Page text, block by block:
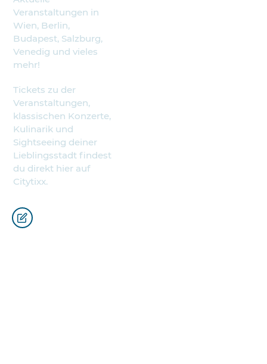
Veranstaltungen in
Wien, Berlin,
Budapest, Salzburg,
Venedig und vieles
mehr!
Tickets zu der
Veranstaltungen,
klassischen Konzerte,
Kulinarik und
Sightseeing deiner
Lieblingsstadt findest
du direkt hier auf
Citytixx.